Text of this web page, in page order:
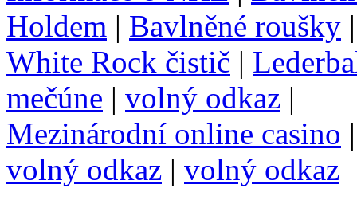
Holdem | Bavlněné roušky
White Rock čistič |
mečúne | volný odkaz |
Mezinárodní online casino
volný odkaz | volný odkaz